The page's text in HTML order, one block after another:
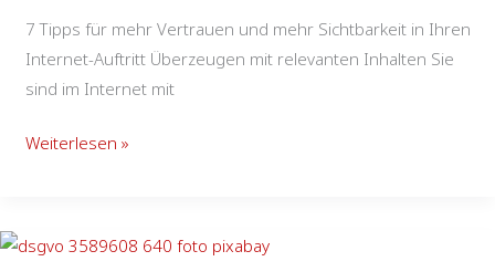
7 Tipps für mehr Vertrauen und mehr Sichtbarkeit in Ihren
Internet-Auftritt Überzeugen mit relevanten Inhalten Sie
sind im Internet mit
Weiterlesen »
Welche